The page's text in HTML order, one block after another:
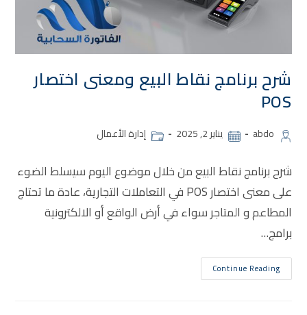
شرح برنامج نقاط البيع ومعنى اختصار
POS
abdo يناير 2, 2025 إدارة الأعمال
شرح برنامج نقاط البيع من خلال موضوع اليوم سيسلط الضوء
على معنى اختصار POS في التعاملات التجارية، عادة ما تحتاج
المطاعم و المتاجر سواء في أرض الواقع أو الالكترونية
برامج…
Continue Reading